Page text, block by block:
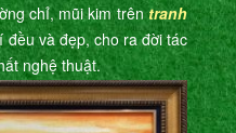
chỉ, mũi kim trêntranh
đều và đẹp, cho ra đời tác
nghệ thuật.